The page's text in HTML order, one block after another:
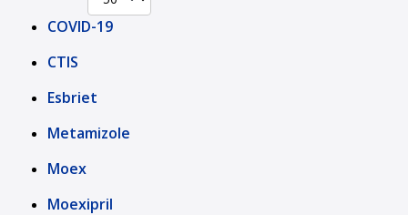
COVID-19
CTIS
Esbriet
Metamizole
Moex
Moexipril